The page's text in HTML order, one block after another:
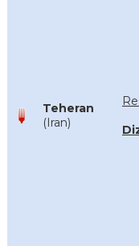
Teheran
(Iran)